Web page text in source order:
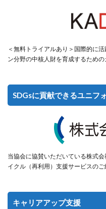
＜無料トライアルあり＞国際的に
ン分野の中核人財を育成するため
SDGsに貢献できるユニフ
当協会に協賛いただいている株式
イクル（再利用）支援サービスのご
キャリアアップ支援